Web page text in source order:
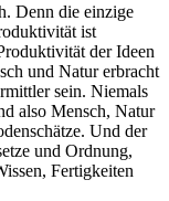
Denn die einzige
ist
der Ideen
und Natur erbracht
sein. Niemals
also Mensch, Natur
Und der
und Ordnung,
Fertigkeiten